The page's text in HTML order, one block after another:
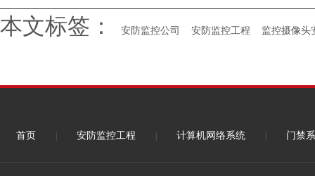
本文标签： 安防监控公司 安防监控工程 监控摄像头
首页 安防监控工程 计算机网络系统 门禁